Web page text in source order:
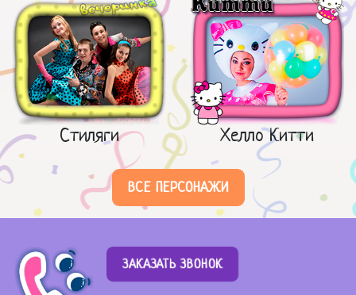
Стиляги Хелло Китти
ВСЕ ПЕРСОНАЖИ
ЗАКАЗАТЬ ЗВОНОК